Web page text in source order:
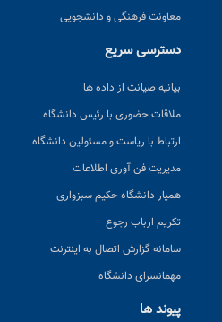
معاونت فرهنگی و دانشجویی
دسترسی سریع
بیانیه صیانت از داده ها
ملاقات حضوری با رئیس دانشگاه
ارتباط با ریاست و مسئولین دانشگاه
مدیریت فن آوری اطلاعات
همیار دانشگاه حکیم سبزواری
تکریم ارباب رجوع
سامانه گزارش اتصال به اینترنت
مهمانسرای دانشگاه
پیوند ها